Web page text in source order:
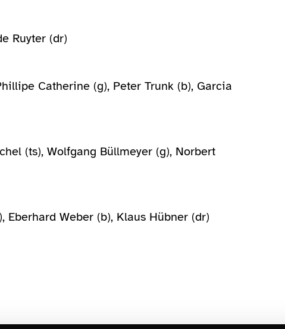
Ruyter (dr)
Catherine (g), Peter Trunk (b), Garcia
(ts), Wolfgang Büllmeyer (g), Norbert
Weber (b), Klaus Hübner (dr)